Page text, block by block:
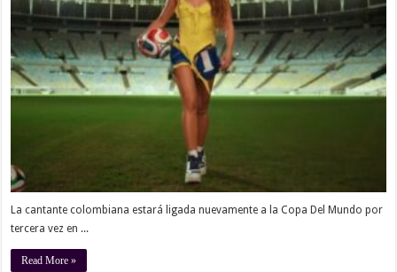
La cantante colombiana estará ligada nuevamente a la Copa Del Mundo por
tercera vez en ...
Read More »